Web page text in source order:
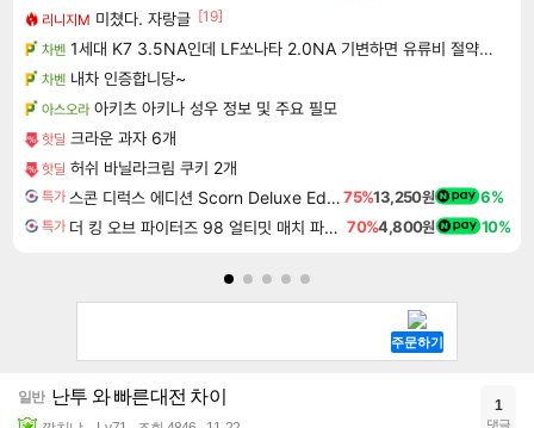
리니지M 미쳤다. 자랑글 [19]
차벤 1세대 K7 3.5NA인데 LF쏘나타 2.0NA 기변하면 유류비 절약이 얼마나 될까요..?
차벤 내차 인증합니당~
아스오라 아키츠 아키나 성우 정보 및 주요 필모
핫딜 크라운 과자 6개
핫딜 허쉬 바닐라크림 쿠키 2개
특가 스콘 디럭스 에디션 Scorn Deluxe Edition75%13,250원 6%
특가 더 킹 오브 파이터즈 98 얼티밋 매치 파이널 에디션 THE KING OF FIGHTERS 98 ULTIMATE MATCH FINAL EDITION 70%4,800원 10%
일반 난투 와 빠른대전 차이 1
댓글